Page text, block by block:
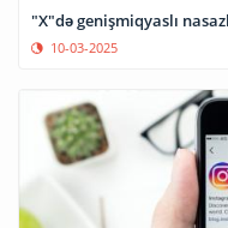
"X"də genişmiqyaslı
10-03-2025